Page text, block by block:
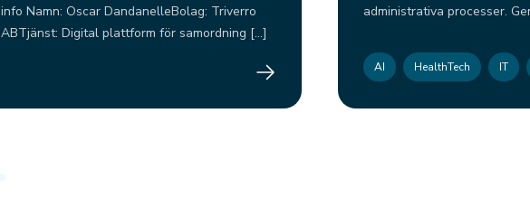
info Namn: Oscar DandanelleBolag: Triverro
ABTjänst: Digital plattform för samordning […]
Triverro
administrativa processer.
AI HealthTech IT